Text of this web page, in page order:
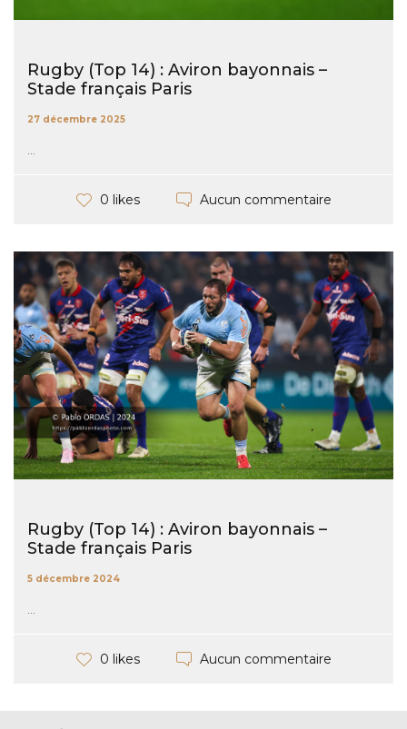
Rugby (Top 14) : Aviron bayonnais –
Stade français Paris
27 décembre 2025
...
0 likes Aucun commentaire
Rugby (Top 14) : Aviron bayonnais –
Stade français Paris
5 décembre 2024
...
0 likes Aucun commentaire